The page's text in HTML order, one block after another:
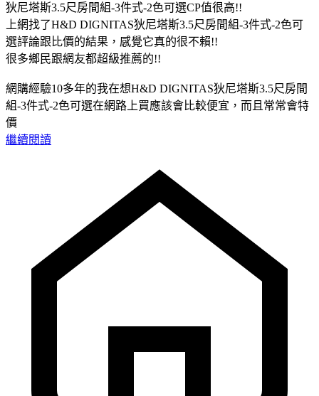
狄尼塔斯3.5尺房間組-3件式-2色可選CP值很高!!
上網找了H&D DIGNITAS狄尼塔斯3.5尺房間組-3件式-2色可
選評論跟比價的結果，感覺它真的很不賴!!
很多鄉民跟網友都超級推薦的!!
網購經驗10多年的我在想H&D DIGNITAS狄尼塔斯3.5尺房間
組-3件式-2色可選在網路上買應該會比較便宜，而且常常會特
價
繼續閱讀